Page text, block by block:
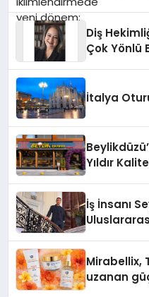
Diş
Çok Yönlü
İtalya
Yıldır
İş İnsanı
Mirabellix,
uzanan